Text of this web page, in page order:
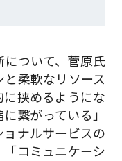
について、菅原氏
柔軟なリソース
挟めるようにな
繋がっている」
ョナルサービスの
「コミュニケーシ